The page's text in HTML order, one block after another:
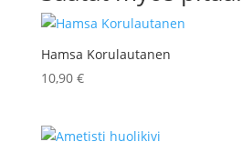
Hamsa Korulautanen
10,90 €